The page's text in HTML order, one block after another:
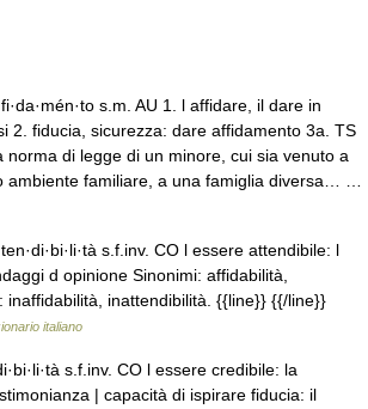
s.m. AU 1. l affidare, il dare in
2. fiducia, sicurezza: dare affidamento 3a. TS
norma di legge di un minore, cui sia venuto a
ambiente familiare, a una famiglia diversa… …
s.f.inv. CO l essere attendibile: l
d opinione Sinonimi: affidabilità,
inaffidabilità, inattendibilità. {{line}} {{/line}}
italiano
s.f.inv. CO l essere credibile: la
| capacità di ispirare fiducia: il